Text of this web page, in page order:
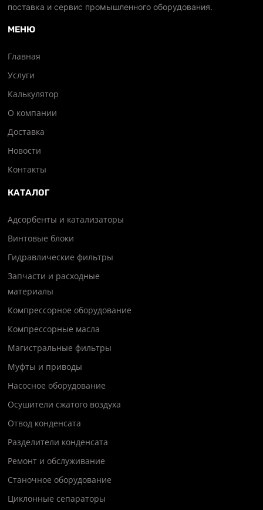
поставка и сервис промышленного оборудования.
МЕНЮ
Главная
Услуги
Калькулятор
О компании
Доставка
Новости
Контакты
КАТАЛОГ
Адсорбенты и катализаторы
Винтовые блоки
Гидравлические фильтры
Запчасти и расходные
материалы
Компрессорное оборудование
Компрессорные масла
Магистральные фильтры
Муфты и приводы
Насосное оборудование
Осушители сжатого воздуха
Отвод конденсата
Разделители конденсата
Ремонт и обслуживание
Станочное оборудование
Циклонные сепараторы